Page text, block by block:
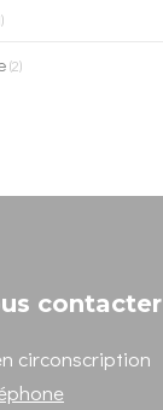
(2)
contacter
circonscription